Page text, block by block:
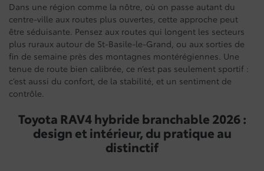
Dans une région comme la nôtre, où on passe autant du
centre-ville aux routes plus ouvertes, cette approche peut
être séduisante. Pensez aux routes qui longent les secteurs
plus ruraux autour de St-Basile-le-Grand, ou aux sorties de
fin de semaine près des montagnes montérégiennes. Une
tenue de route bien calibrée, ce n’est pas seulement sportif :
c’est aussi du confort, de la stabilité, et un sentiment de
contrôle.
Toyota RAV4 hybride branchable 2026 :
design et intérieur, du pratique au
distinctif